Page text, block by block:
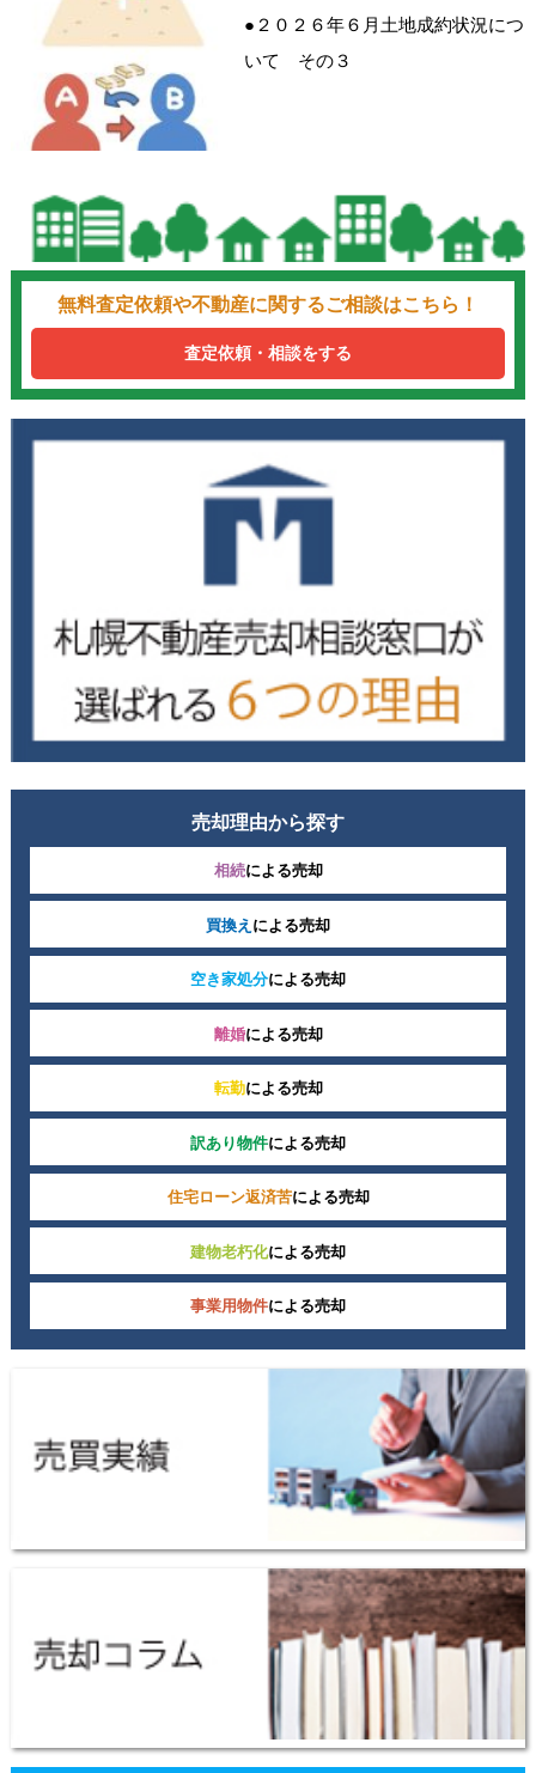
●２０２６年６月土地成約状況につ
いて その３
無料査定依頼や不動産に関するご相談はこちら！
査定依頼・相談をする
売却理由から探す
相続による売却
買換え による売却
空き家処分による売却
離婚による売却
転勤による売却
訳あり物件による売却
住宅ローン返済苦による売却
建物老朽化による売却
事業用物件による売却